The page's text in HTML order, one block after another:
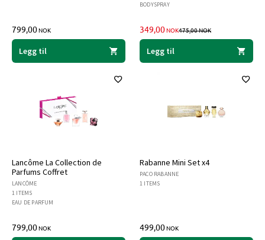
799,00NOK
Legg til
BODYSPRAY
TILBUDSPRIS
349,00NOKPRIS FØR AVSLAG
475,00NOK
Legg til
Lancôme La Collection de
Parfums Coffret
LANCÔME
1 ITEMS
EAU DE PARFUM
799,00NOK
Rabanne Mini Set x4
PACO RABANNE
1 ITEMS
499,00NOK